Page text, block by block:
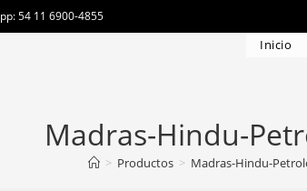
54 11 6900-4855
Inicio
Madras-Hindu-
> Productos > Madras-Hindu-